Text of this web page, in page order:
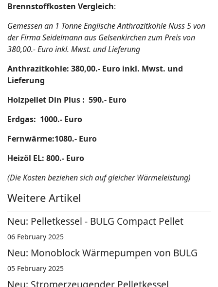
Brennstoffkosten Vergleich:
Gemessen an 1 Tonne Englische Anthrazitkohle Nuss 5 von
der Firma Seidelmann aus Gelsenkirchen zum Preis von
380,00.- Euro inkl. Mwst. und Lieferung
Anthrazitkohle: 380,00.- Euro inkl. Mwst. und
Lieferung
Holzpellet Din Plus : 590.- Euro
Erdgas: 1000.- Euro
Fernwärme:1080.- Euro
Heizöl EL: 800.- Euro
(Die Kosten beziehen sich auf gleicher Wärmeleistung)
Weitere Artikel
Neu: Pelletkessel - BULG Compact Pellet
06 February 2025
Neu: Monoblock Wärmepumpen von BULG
05 February 2025
Neu: Stromerzeugender Pelletkessel